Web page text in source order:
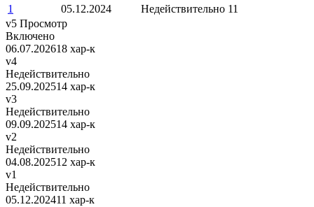
1
05.12.2024 Недействительно 11
v5 Просмотр
Включено
06.07.202618 хар-к
v4
Недействительно
25.09.202514 хар-к
v3
Недействительно
09.09.202514 хар-к
v2
Недействительно
04.08.202512 хар-к
v1
Недействительно
05.12.202411 хар-к